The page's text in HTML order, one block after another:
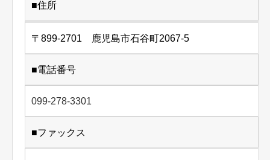
■住所
〒899-2701 鹿児島市石谷町2067-5
■電話番号
099-278-3301
■ファックス